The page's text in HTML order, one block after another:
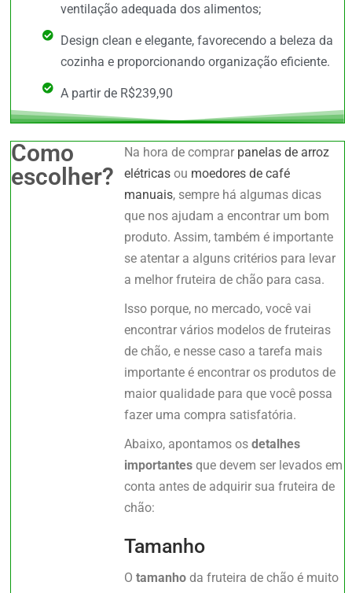
ventilação adequada dos alimentos;
Design clean e elegante, favorecendo a beleza da
cozinha e proporcionando organização eficiente.
A partir de R$239,90
Como
escolher?
Na hora de comprar panelas de arroz
elétricas ou moedores de café
manuais, sempre há algumas dicas
que nos ajudam a encontrar um bom
produto. Assim, também é importante
se atentar a alguns critérios para levar
a melhor fruteira de chão para casa.
Isso porque, no mercado, você vai
encontrar vários modelos de fruteiras
de chão, e nesse caso a tarefa mais
importante é encontrar os produtos de
maior qualidade para que você possa
fazer uma compra satisfatória.
Abaixo, apontamos osdetalhes
importantes que devem ser levados em
conta antes de adquirir sua fruteira de
chão:
Tamanho
Otamanho da fruteira de chão é muito